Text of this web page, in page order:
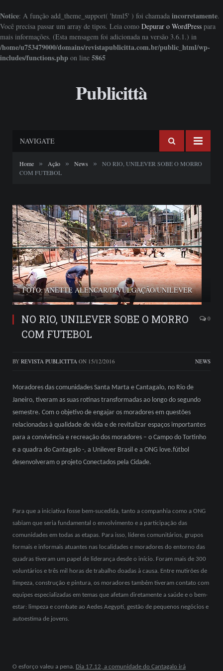
Notice: A função add_theme_support( 'html5' ) foi chamada incorretamente.
Você precisa passar um array de tipos. Leia como Depurar o WordPress para
mais informações. (Esta mensagem foi adicionada na versão 3.6.1.) in
/home/u753479000/domains/revistapublicitta.com.br/public_html/wp-
includes/functions.php on line 5865
Publicittà
NAVIGATE
Home » Ação » News »
NO RIO, UNILEVER SOBE O MORRO
COM FUTEBOL
FOTO: ANETTE ALENCAR/DIVULGAÇÃO/UNILEVER
NO RIO, UNILEVER SOBE O MORRO
COM FUTEBOL
0
BY REVISTA PUBLICITTA ON 15/12/2016 NEWS
Moradores das comunidades Santa Marta e Cantagalo, no Rio de
Janeiro, tiveram as suas rotinas transformadas ao longo do segundo
semestre. Com o objetivo de engajar os moradores em questões
relacionadas à qualidade de vida e de revitalizar espaços importantes
para a convivência e recreação dos moradores – o Campo do Tortinho
e a quadra do Cantagalo -, a Unilever Brasil e a ONG love.fútbol
desenvolveram o projeto Conectados pela Cidade.
Para que a iniciativa fosse bem-sucedida, tanto a companhia como a ONG
sabiam que seria fundamental o envolvimento e a participação das
comunidades em todas as etapas. Para isso, líderes comunitários, grupos
formais e informais atuantes nas localidades e moradores do entorno das
quadras tiveram um papel de liderança desde o início. Foram mais de 300
voluntários e três mil horas de trabalho doadas à causa. Entre mutirões de
limpeza, construção e pintura, os moradores também tiveram contato com
equipes especializadas em temas que afetam diretamente a saúde e o bem-
estar: limpeza e combate ao Aedes Aegypti, gestão de pequenos negócios e
autoestima de jovens.
O esforço valeu a pena. Dia 17.12, a comunidade do Cantagalo irá